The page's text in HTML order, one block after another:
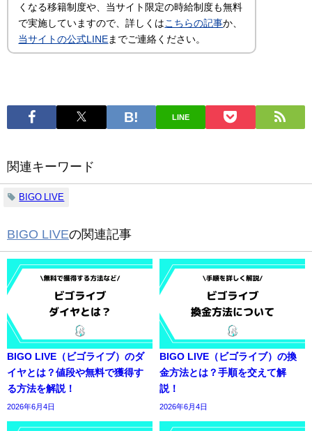
くなる移籍制度や、当サイト限定の時給制度も無料
で実施していますので、詳しくは こちらの記事か、
当サイトの公式LINE までご連絡ください。
LINE
関連キーワード
BIGO LIVE
BIGO LIVEの関連記事
BIGO LIVE（ビゴライブ）のダ
イヤとは？値段や無料で獲得す
る方法を解説！
2026年6月4日
BIGO LIVE（ビゴライブ）の換
金方法とは？手順を交えて解
説！
2026年6月4日